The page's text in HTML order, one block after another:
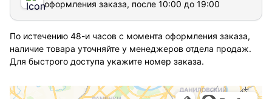
оформления заказа, после 10:00 до 19:00
По истечению 48-и часов с момента оформления заказа,
наличие товара уточняйте у менеджеров отдела продаж.
Для быстрого доступа укажите номер заказа.